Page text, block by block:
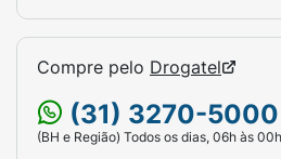
Compre pelo Drogatel
(31) 3270-5000
(BH e Região) Todos os dias, 06h às 00h